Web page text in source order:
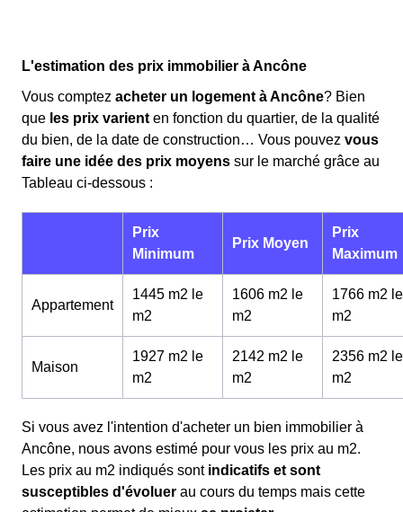
L'estimation des prix immobilier à Ancône
Vous comptez acheter un logement à Ancône? Bien
que les prix varient en fonction du quartier, de la qualité
du bien, de la date de construction… Vous pouvez vous
faire une idée des prix moyens sur le marché grâce au
Tableau ci-dessous :
Prix
Minimum
Prix Moyen
Prix
Maximum
Appartement
1445 m2 le
m2
1606 m2 le
m2
1766 m2 le
m2
Maison
1927 m2 le
m2
2142 m2 le
m2
2356 m2 le
m2
Si vous avez l'intention d'acheter un bien immobilier à
Ancône, nous avons estimé pour vous les prix au m2.
Les prix au m2 indiqués sont indicatifs et sont
susceptibles d'évoluer au cours du temps mais cette